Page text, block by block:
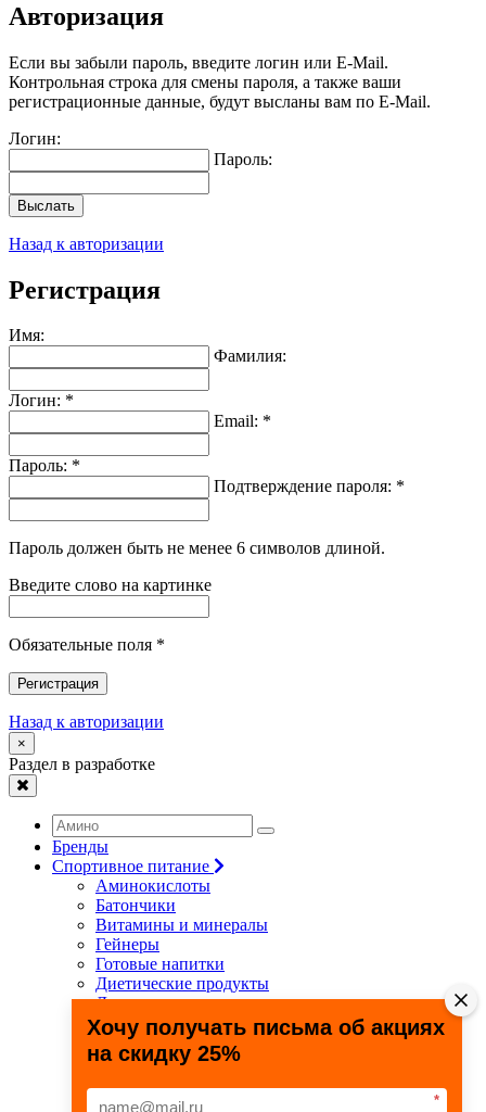
Авторизация
Если вы забыли пароль, введите логин или E-Mail.
Контрольная строка для смены пароля, а также ваши
регистрационные данные, будут высланы вам по E-Mail.
Логин:
Пароль:
Выслать
Назад к авторизации
Регистрация
Имя:
Фамилия:
Логин: *
Email: *
Пароль: *
Подтверждение пароля: *
Пароль должен быть не менее 6 символов длиной.
Введите слово на картинке
Обязательные поля *
Регистрация
Назад к авторизации
×
Раздел в разработке
Бренды
Спортивное питание
Аминокислоты
Батончики
Витамины и минералы
Гейнеры
Готовые напитки
Диетические продукты
Для связок и суставов
Жиросжигатели
Здоровье и долголетие
Креатин
Специальные препараты
Хочу получать письма об акциях
на скидку 25%
*